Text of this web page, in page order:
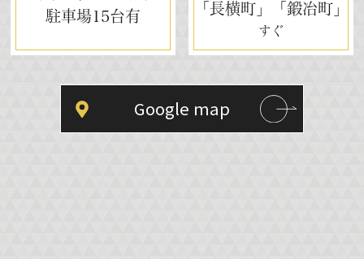
Google map
駐車場15台有
「長横町」「鍛冶町」
すぐ